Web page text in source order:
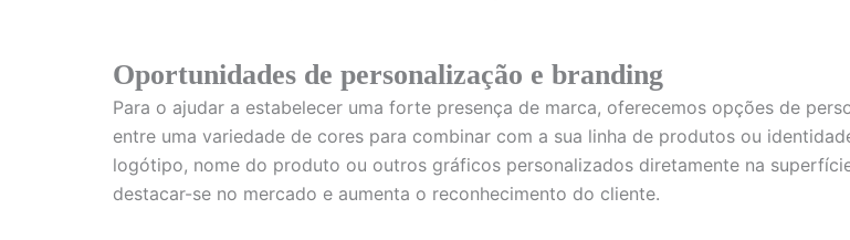
Oportunidades de personalização e branding
Para o ajudar a estabelecer uma forte presença de marca, oferecemos opções de
entre uma variedade de cores para combinar com a sua linha de produtos ou
logótipo, nome do produto ou outros gráficos personalizados diretamente na
destacar-se no mercado e aumenta o reconhecimento do cliente.